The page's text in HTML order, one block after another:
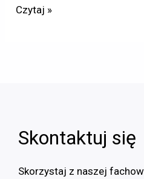
Czytaj »
Skontaktuj się
Skorzystaj z naszej